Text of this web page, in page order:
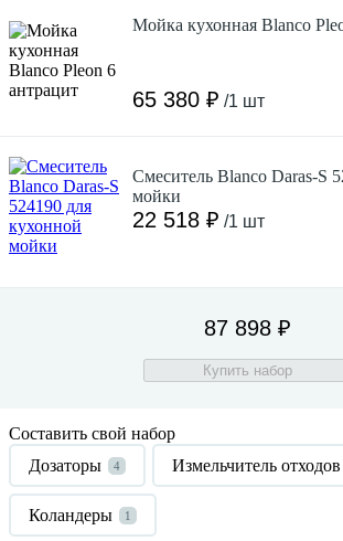
Мойка кухонная Blanco
65 380 ₽ /1 шт
Смеситель Blanco Daras-S
мойки
22 518 ₽ /1 шт
87 898 ₽
Купить набор
Составить свой набор
Дозаторы
4 Измельчитель отходов
Коландеры 1